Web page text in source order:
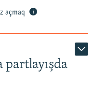
açmaq
partlayışda